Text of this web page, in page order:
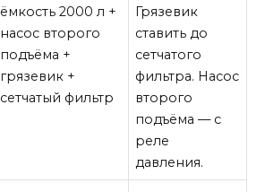
ёмкость 2000 л +
насос второго
подъёма +
грязевик +
сетчатый фильтр
Грязевик
ставить до
сетчатого
фильтра. Насос
второго
подъёма — с
реле
давления.